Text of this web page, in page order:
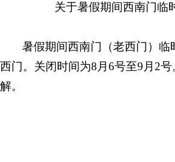
关于暑假期间西南门临
暑假期间西南门（老西门）临
西门。关闭时间为8月6号至9月2
解。